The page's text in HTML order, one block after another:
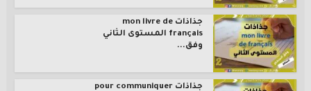
جذاذات mon livre de
français المستوى الثاني
وفق...
جذاذات pour communiquer